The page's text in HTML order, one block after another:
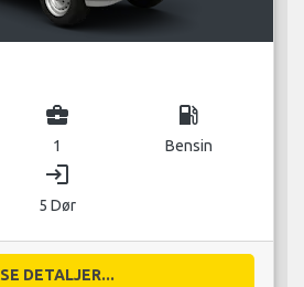
business_center
1
local_gas_station
Bensin
login
5 Dør
SE DETALJER...